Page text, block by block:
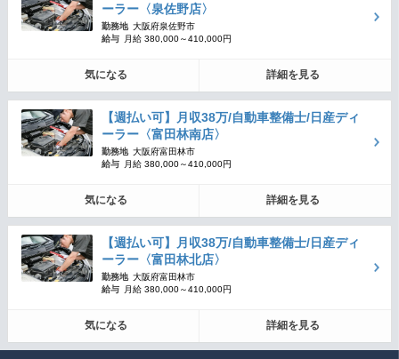
ーラー〈泉佐野店〉
勤務地 大阪府泉佐野市
給与
月給 380,000～410,000円
気になる 詳細を見る
【週払い可】月収38万/自動車整備士/日産ディ
ーラー〈富田林南店〉
勤務地 大阪府富田林市
給与
月給 380,000～410,000円
気になる 詳細を見る
【週払い可】月収38万/自動車整備士/日産ディ
ーラー〈富田林北店〉
勤務地 大阪府富田林市
給与
月給 380,000～410,000円
気になる 詳細を見る